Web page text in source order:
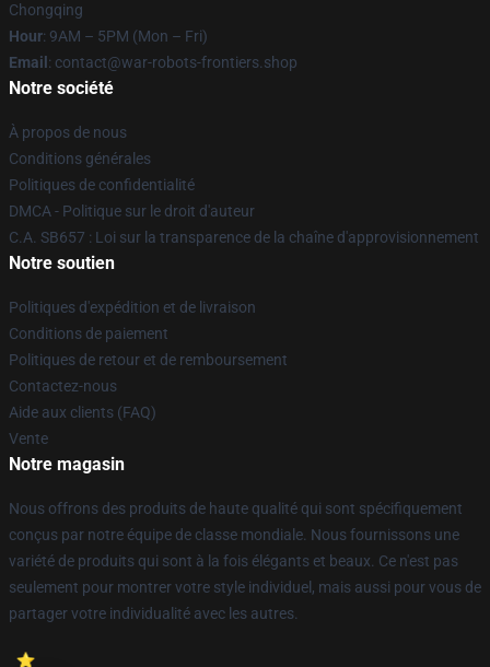
Chongqing
Hour: 9AM – 5PM (Mon – Fri)
Email : contact@war-robots-frontiers.shop
Notre société
À propos de nous
Conditions générales
Politiques de confidentialité
DMCA - Politique sur le droit d'auteur
C.A. SB657 : Loi sur la transparence de la chaîne d'approvisionnement
Notre soutien
Politiques d'expédition et de livraison
Conditions de paiement
Politiques de retour et de remboursement
Contactez-nous
Aide aux clients (FAQ)
Vente
Notre magasin
Nous offrons des produits de haute qualité qui sont spécifiquement
conçus par notre équipe de classe mondiale. Nous fournissons une
variété de produits qui sont à la fois élégants et beaux. Ce n'est pas
seulement pour montrer votre style individuel, mais aussi pour vous de
partager votre individualité avec les autres.